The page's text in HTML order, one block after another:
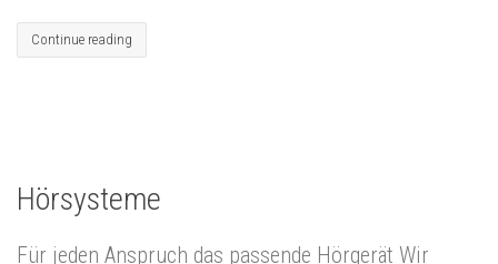
Continue reading
Hörsysteme
Für jeden Anspruch das passende Hörgerät Wir